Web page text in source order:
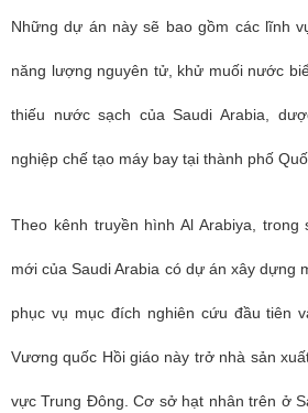
Những dự án này sẽ bao gồm các lĩnh
năng lượng nguyên tử, khử muối nước
thiếu nước sạch của Saudi Arabia,
nghiệp chế tạo máy bay tại thành phố
Theo kênh truyền hình Al Arabiya,
mới của Saudi Arabia có dự án xây dựng
phục vụ mục đích nghiên cứu đầu tiên
Vương quốc Hồi giáo này trở nhà sản
vực Trung Đông. Cơ sở hạt nhân trên ở